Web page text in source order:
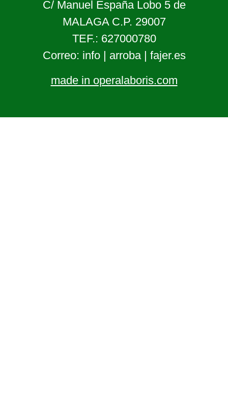
C/ Manuel España Lobo 5 de
MALAGA C.P. 29007
TEF.: 627000780
Correo: info | arroba | fajer.es
made in operalaboris.com